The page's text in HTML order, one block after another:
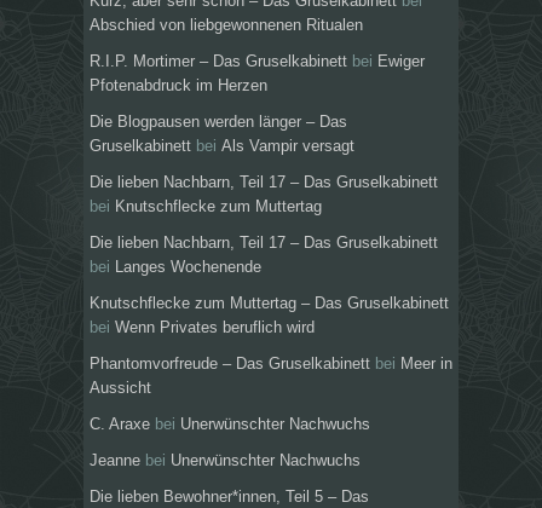
Abschied von liebgewonnenen Ritualen
R.I.P. Mortimer – Das Gruselkabinett bei Ewiger
Pfotenabdruck im Herzen
Die Blogpausen werden länger – Das
Gruselkabinett bei Als Vampir versagt
Die lieben Nachbarn, Teil 17 – Das Gruselkabinett
bei Knutschflecke zum Muttertag
Die lieben Nachbarn, Teil 17 – Das Gruselkabinett
bei
Langes Wochenende
Knutschflecke zum Muttertag – Das Gruselkabinett
bei Wenn Privates beruflich wird
Phantomvorfreude – Das Gruselkabinett bei Meer in
Aussicht
C. Araxe bei Unerwünschter Nachwuchs
Jeanne bei Unerwünschter Nachwuchs
Die lieben Bewohner*innen, Teil 5 – Das